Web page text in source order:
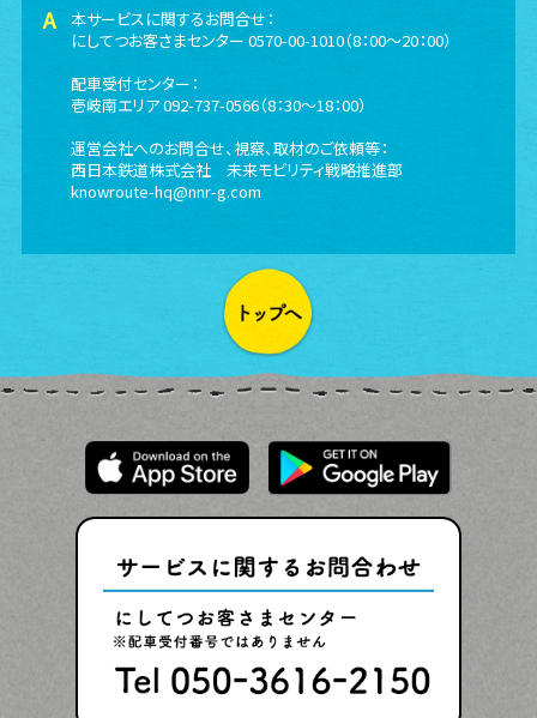
本サービスに関するお問合せ：
にしてつお客さまセンター 0570-00-1010（8：00～20：00）
配車受付センター：
壱岐南エリア 092-737-0566（8：30～18：00）
運営会社へのお問合せ、視察、取材のご依頼等：
西日本鉄道株式会社 未来モビリティ戦略推進部
knowroute-hq@nnr-g.com